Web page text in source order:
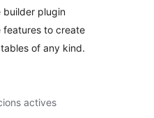
builder plugin
features to create
of any kind.
actives